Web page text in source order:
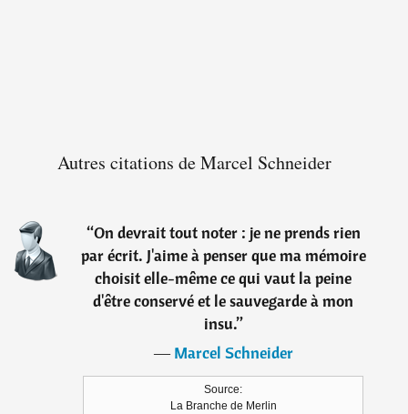
Autres citations de Marcel Schneider
“On devrait tout noter : je ne prends rien
par écrit. J'aime à penser que ma mémoire
choisit elle-même ce qui vaut la peine
d'être conservé et le sauvegarde à mon
insu.”
―Marcel Schneider
Source:
La Branche de Merlin